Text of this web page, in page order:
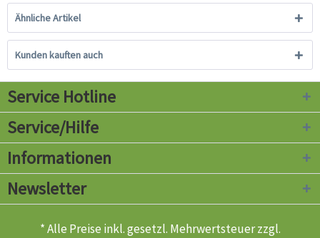
Ähnliche Artikel
Kunden kauften auch
Service Hotline
Service/Hilfe
Informationen
Newsletter
* Alle Preise inkl. gesetzl. Mehrwertsteuer zzgl.